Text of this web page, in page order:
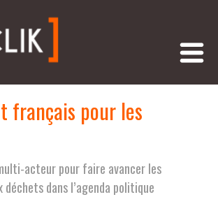
français pour les
acteur pour faire avancer les
dans l’agenda politique